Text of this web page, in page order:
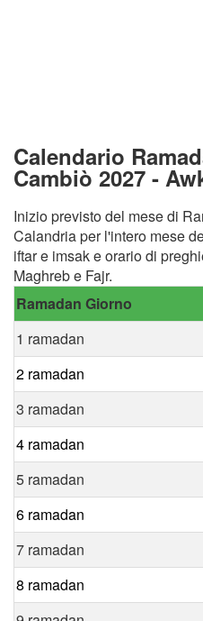
Calendario
Cambiò 2027 -
Inizio previsto del mese di
Calandria per l'intero mese
iftar e imsak e orario di
Maghreb e Fajr.
Ramadan Giorno
1 ramadan
2 ramadan
3 ramadan
4 ramadan
5 ramadan
6 ramadan
7 ramadan
8 ramadan